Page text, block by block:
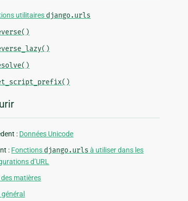
utilitaires django.urls
: Données Unicode
: Fonctions django.urls à utiliser dans les
d’URL
des matières